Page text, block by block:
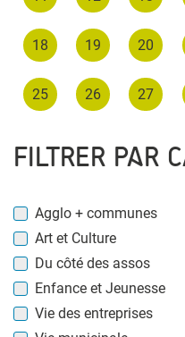
18 19 20
25 26 27
FILTRER PAR
Agglo + communes
Art et Culture
Du côté des assos
Enfance et Jeunesse
Vie des entreprises